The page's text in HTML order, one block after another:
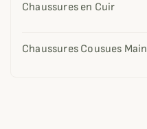
Chaussures en Cuir
Chaussures Cousues Main